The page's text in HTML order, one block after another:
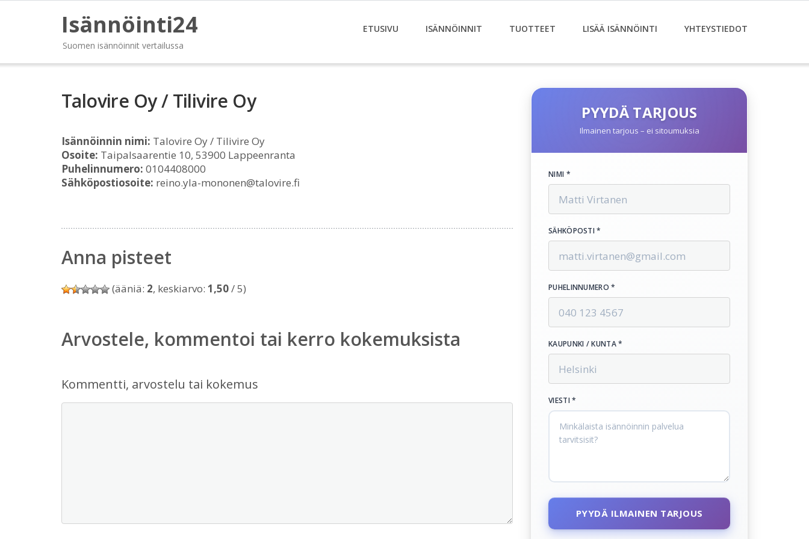
Isännöinti24
Suomen isännöinnit vertailussa
ETUSIVU ISÄNNÖINNIT TUOTTEET LISÄÄ ISÄNNÖINTI YHTEYSTIEDOT
Talovire Oy / Tilivire Oy
Isännöinnin nimi: Talovire Oy / Tilivire Oy
Osoite: Taipalsaarentie 10, 53900 Lappeenranta
Puhelinnumero: 0104408000
Sähköpostiosoite: reino.yla-mononen@talovire.fi
Anna pisteet
(ääniä: 2, keskiarvo: 1,50/ 5)
Arvostele, kommentoi tai kerro kokemuksista
Kommentti, arvostelu tai kokemus
PYYDÄ TARJOUS
Ilmainen tarjous – ei sitoumuksia
NIMI *
SÄHKÖPOSTI *
PUHELINNUMERO *
KAUPUNKI / KUNTA *
VIESTI *
PYYDÄ ILMAINEN TARJOUS